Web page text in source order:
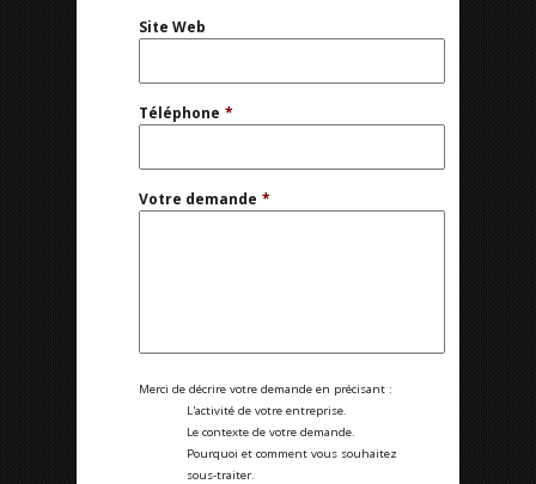
Site Web
Téléphone *
Votre demande *
Merci de décrire votre demande en précisant :
L'activité de votre entreprise.
Le contexte de votre demande.
Pourquoi et comment vous souhaitez
sous-traiter.